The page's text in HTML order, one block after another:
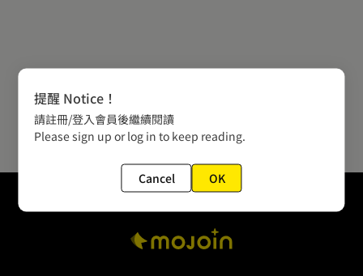
提醒 Notice！
請註冊/登入會員後繼續閱讀
Please sign up or log in to keep reading.
Cancel OK